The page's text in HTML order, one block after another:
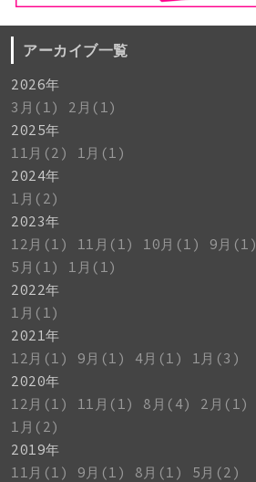
アーカイブ一覧
2026年
3月(1)
2月(1)
2025年
11月(2)
1月(1)
2024年
1月(2)
2023年
12月(1)
11月(1) 10月(1)
9月(1)
5月(1)
1月(1)
2022年
1月(1)
2021年
12月(1)
9月(1) 4月(1)
1月(3)
2020年
12月(1)
11月(1) 8月(4)
2月(1)
1月(2)
2019年
11月(1)
9月(1) 8月(1)
5月(2)